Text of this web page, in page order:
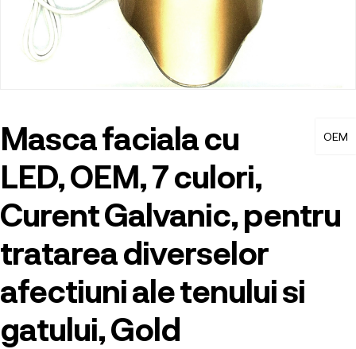
OEM
Masca faciala cu
LED, OEM, 7 culori,
Curent Galvanic, pentru
tratarea diverselor
afectiuni ale tenului si
gatului, Gold